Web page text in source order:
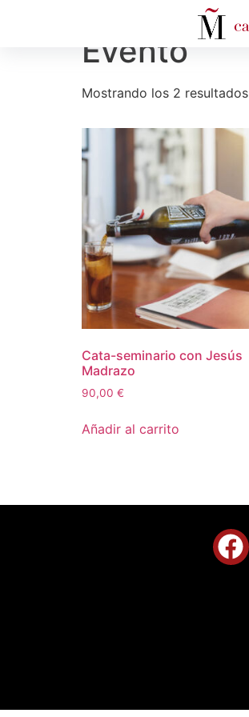
Evento
Mostrando los 2 resultados
Cata-seminario con Jesús
Madrazo
90,00 €
Añadir al carrito